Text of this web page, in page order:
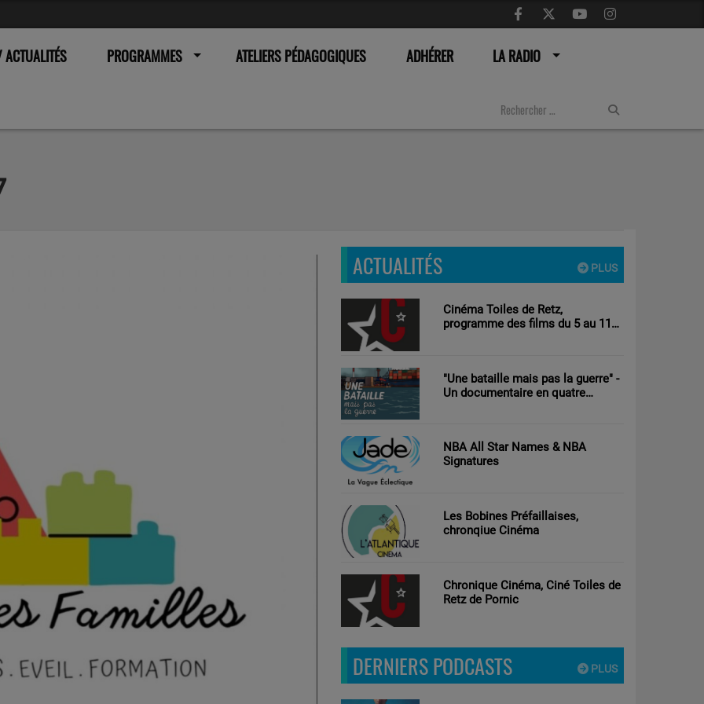
PROGRAMMES ATELIERS PÉDAGOGIQUES ADHÉRER LA RADIO
PLUS
ACTUALITÉS
Cinéma Toiles de Retz,
programme des films du 5 au 11
"Une bataille mais pas la guerre" -
Un documentaire en quatre
NBA All Star Names & NBA
Signatures
Les Bobines Préfaillaises,
chronqiue Cinéma
Chronique Cinéma, Ciné Toiles de
Retz de Pornic
PLUS
DERNIERS PODCASTS